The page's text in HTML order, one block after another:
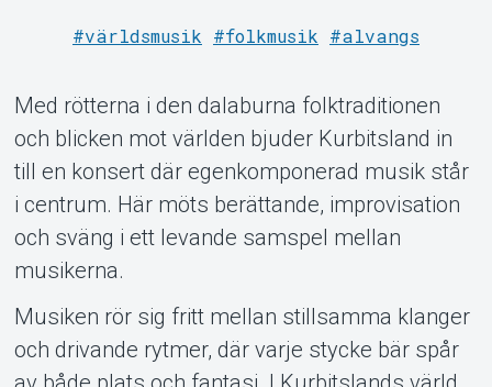
Om Tickster
#världsmusik #folkmusik #alvangs
Med rötterna i den dalaburna folktraditionen
och blicken mot världen bjuder Kurbitsland in
till en konsert där egenkomponerad musik står
i centrum. Här möts berättande, improvisation
och sväng i ett levande samspel mellan
musikerna.
Musiken rör sig fritt mellan stillsamma klanger
och drivande rytmer, där varje stycke bär spår